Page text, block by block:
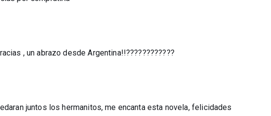
, un abrazo desde Argentina!!????????????
juntos los hermanitos, me encanta esta novela, felicidades